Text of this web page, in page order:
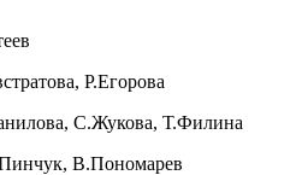
Р.Егорова
С.Жукова, Т.Филина
В.Пономарев